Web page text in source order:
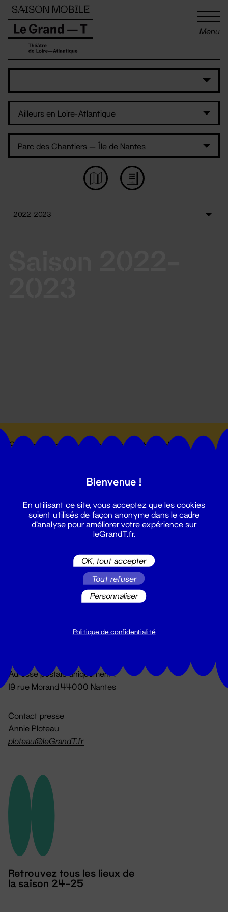
Menu
Suivez toutes les actualités du
Du lundi au vendredi 14h → 18h
Adresse postale uniquement :
19 rue Morand 44000 Nantes
Contact presse
Annie Ploteau
ploteau@leGrandT.fr
Retrouvez tous les lieux de
la saison 24-25
Panneau de gestion des cookies
Bienvenue !
En utilisant ce site, vous acceptez que les cookies
soient utilisés de façon anonyme dans le cadre
d'analyse pour améliorer votre expérience sur
leGrandT.fr.
OK, tout accepter
Tout refuser
Personnaliser
Politique de confidentialité